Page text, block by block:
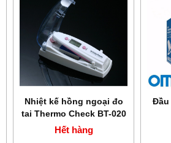
Nhiệt kế hồng ngoại đo
tai Thermo Check BT-020
Hết hàng
Đầu